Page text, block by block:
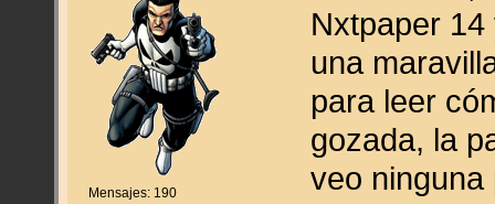
Mensajes: 190
Nxtpaper
una
para leer
gozada, la
veo